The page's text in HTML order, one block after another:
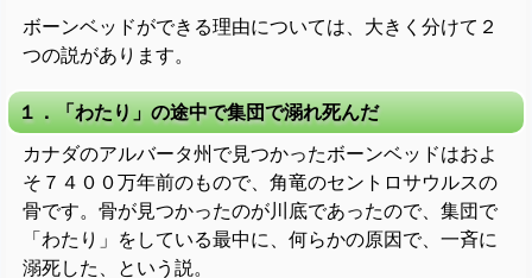
ボーンベッドができる理由については、大きく分けて２
つの説があります。
１．「わたり」の途中で集団で溺れ死んだ
カナダのアルバータ州で見つかったボーンベッドはおよ
そ７４００万年前のもので、角竜のセントロサウルスの
骨です。骨が見つかったのが川底であったので、集団で
「わたり」をしている最中に、何らかの原因で、一斉に
溺死した、という説。